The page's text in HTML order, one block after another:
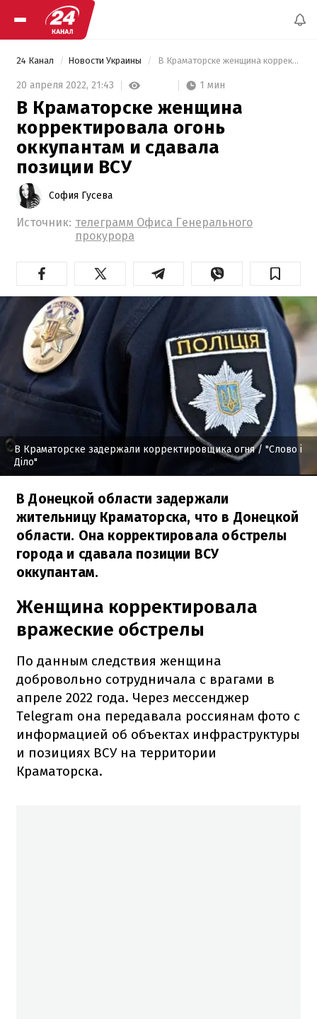
24 Канал Новости Украины В Краматорске женщина корректировала огонь оккупантам и сдавала позиции ВСУ
20 апреля 2022, 21:43 1 мин
В Краматорске женщина
корректировала огонь
оккупантам и сдавала
позиции ВСУ
София Гусева
Источник: телеграмм Офиса Генерального
прокурора
В Краматорске задержали корректировщика огня/ "Слово і
Діло"
В Донецкой области задержали
жительницу Краматорска, что в Донецкой
области. Она корректировала обстрелы
города и сдавала позиции ВСУ
оккупантам.
Женщина корректировала
вражеские обстрелы
По данным следствия женщина
добровольно сотрудничала с врагами в
апреле 2022 года. Через мессенджер
Telegram она передавала россиянам фото с
информацией об объектах инфраструктуры
и позициях ВСУ на территории
Краматорска.